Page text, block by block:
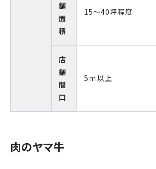
舗
面
積
15～40坪程度
店
舗
間
口
5ｍ以上
肉のヤマ牛